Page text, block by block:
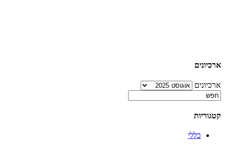
ארכיונים
ארכיונים
קטגוריות
כללי